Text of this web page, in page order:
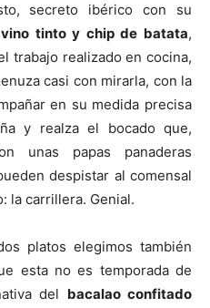
secreto ibérico con su
tinto y chip de batata,
trabajo realizado en cocina,
casi con mirarla, con la
en su medida precisa
y realza el bocado que,
unas papas panaderas
despistar al comensal
la carrillera. Genial.
platos elegimos también
esta no es temporada de
del bacalao confitado